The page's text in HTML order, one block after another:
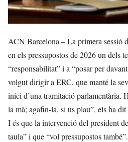
ACN Barcelona – La primera sessió
en els pressupostos de 2026 un dels
“responsabilitat” i a “posar per
volgut dirigir a ERC, que manté la
inici d’una tramitació parlamentària.
la mà; agafin-la, si us plau”, els ha
I és que la intervenció del president
taula” i que “vol pressupostos